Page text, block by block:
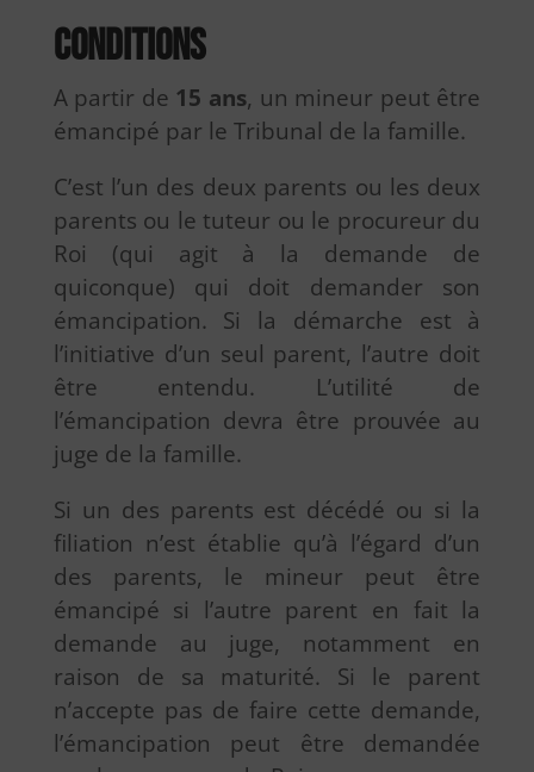
Conditions
A partir de 15 ans, un mineur peut être
émancipé par le Tribunal de la famille.
C’est l’un des deux parents ou les deux
parents ou le tuteur ou le procureur du
Roi (qui agit à la demande de
quiconque) qui doit demander son
émancipation. Si la démarche est à
l’initiative d’un seul parent, l’autre doit
être entendu. L’utilité de
l’émancipation devra être prouvée au
juge de la famille.
Si un des parents est décédé ou si la
filiation n’est établie qu’à l’égard d’un
des parents, le mineur peut être
émancipé si l’autre parent en fait la
demande au juge, notamment en
raison de sa maturité. Si le parent
n’accepte pas de faire cette demande,
l’émancipation peut être demandée